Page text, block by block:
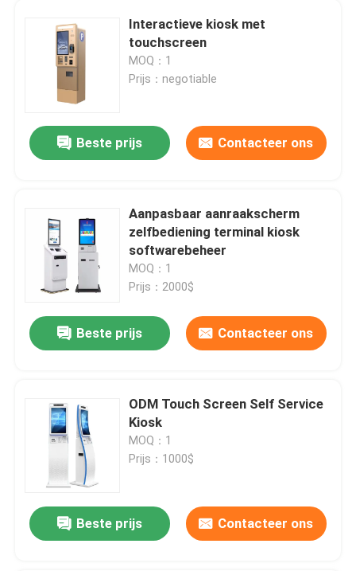
Interactieve kiosk met
touchscreen
MOQ：1
Prijs：negotiable
Beste prijs Contacteer ons
Aanpasbaar aanraakscherm
zelfbediening terminal kiosk
softwarebeheer
MOQ：1
Prijs：2000$
Beste prijs Contacteer ons
ODM Touch Screen Self Service
Kiosk
MOQ：1
Prijs：1000$
Beste prijs Contacteer ons